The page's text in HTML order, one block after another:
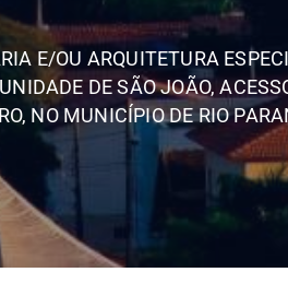
E/OU ARQUITETURA
DE SÃO JOÃO,
NO MUNICÍPIO DE RIO